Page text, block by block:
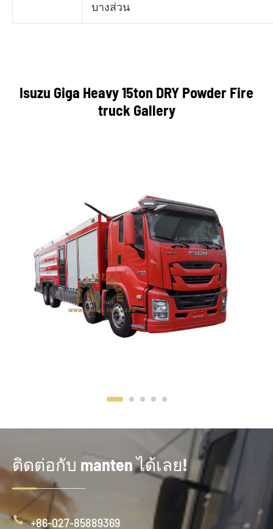
บางส่วน
Isuzu Giga Heavy 15ton DRY Powder Fire
truck Gallery
ติดต่อกับ manten ได้เลย!
 +86-027-85889369